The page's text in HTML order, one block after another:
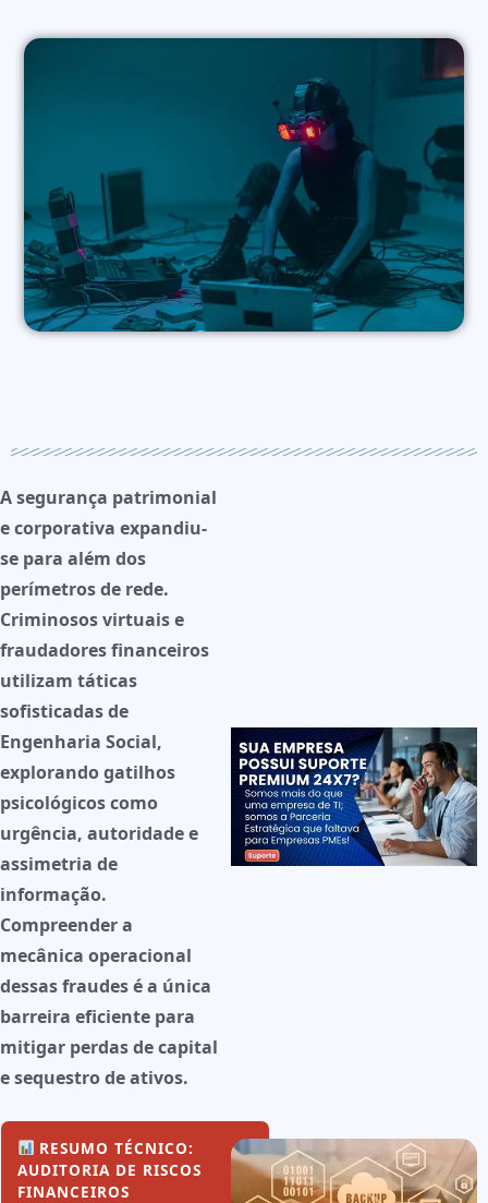
A segurança patrimonial
e corporativa expandiu-
se para além dos
perímetros de rede.
Criminosos virtuais e
fraudadores financeiros
utilizam táticas
sofisticadas de
Engenharia Social,
explorando gatilhos
psicológicos como
urgência, autoridade e
assimetria de
informação.
Compreender a
mecânica operacional
dessas fraudes é a única
barreira eficiente para
mitigar perdas de capital
e sequestro de ativos.
RESUMO TÉCNICO:
AUDITORIA DE RISCOS
FINANCEIROS